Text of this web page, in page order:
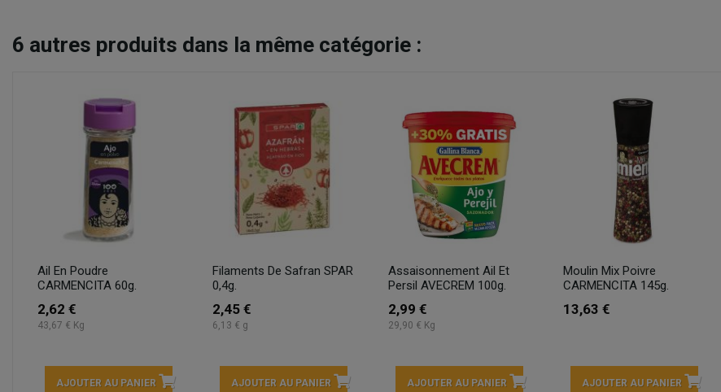
6 autres produits dans la même catégorie :
Ail En Poudre
CARMENCITA 60g.
2,62 €
43,67 € Kg
AJOUTER AU PANIER
Filaments De Safran SPAR
0,4g.
2,45 €
6,13 € g
AJOUTER AU PANIER
Assaisonnement Ail Et
Persil AVECREM 100g.
2,99 €
29,90 € Kg
AJOUTER AU PANIER
Moulin Mix Poivre
CARMENCITA 145g.
13,63 €
AJOUTER AU PANIER